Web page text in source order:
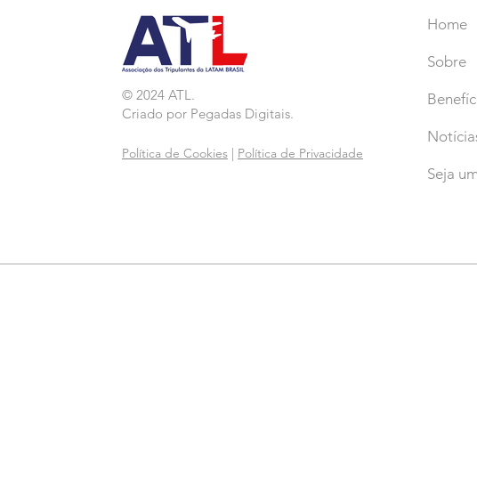
© 2024 ATL.
Criado por Pegadas Digitais.
Política de Cookies | Política de Privacidade
Home
Sobre
Seja